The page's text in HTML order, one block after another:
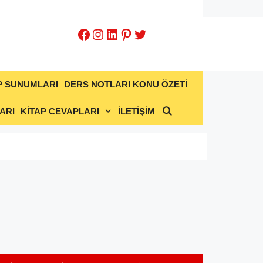
Facebook
Instagram
LinkedIn
Pinterest
Twitter
SUNUMLARI DERS NOTLARI KONU ÖZETİ
KİTAP CEVAPLARI İLETİŞİM